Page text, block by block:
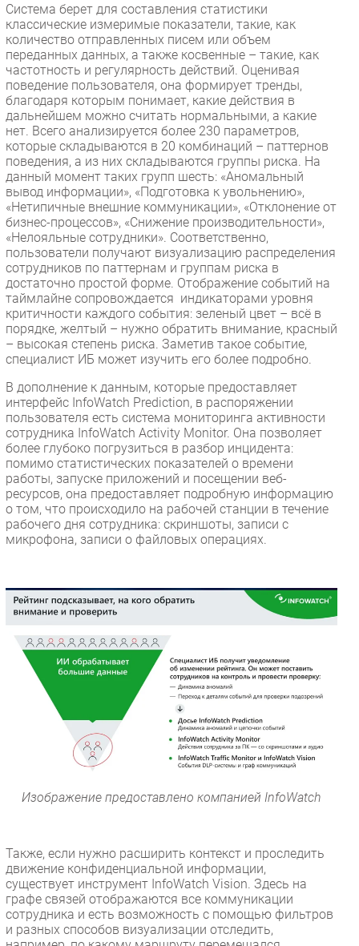
Система берет для составления статистики
классические измеримые показатели, такие, как
количество отправленных писем или объем
переданных данных, а также косвенные – такие, как
частотность и регулярность действий. Оценивая
поведение пользователя, она формирует тренды,
благодаря которым понимает, какие действия в
дальнейшем можно считать нормальными, а какие
нет. Всего анализируется более 230 параметров,
которые складываются в 20 комбинаций – паттернов
поведения, а из них складываются группы риска. На
данный момент таких групп шесть: «Аномальный
вывод информации», «Подготовка к увольнению»,
«Нетипичные внешние коммуникации», «Отклонение от
бизнес-процессов», «Снижение производительности»,
«Нелояльные сотрудники». Соответственно,
пользователи получают визуализацию распределения
сотрудников по паттернам и группам риска в
достаточно простой форме. Отображение событий на
таймлайне сопровождается индикаторами уровня
критичности каждого события: зеленый цвет – всё в
порядке, желтый – нужно обратить внимание, красный
– высокая степень риска. Заметив такое событие,
специалист ИБ может изучить его более подробно.
В дополнение к данным, которые предоставляет
интерфейс InfoWatch Prediction, в распоряжении
пользователя есть система мониторинга активности
сотрудника InfoWatch Activity Monitor. Она позволяет
более глубоко погрузиться в разбор инцидента:
помимо статистических показателей о времени
работы, запуске приложений и посещении веб-
ресурсов, она предоставляет подробную информацию
о том, что происходило на рабочей станции в течение
рабочего дня сотрудника: скриншоты, записи с
микрофона, записи о файловых операциях.
Изображение предоставлено компанией InfoWatch
Также, если нужно расширить контекст и проследить
движение конфиденциальной информации,
существует инструмент InfoWatch Vision. Здесь на
графе связей отображаются все коммуникации
сотрудника и есть возможность с помощью фильтров
и разных способов визуализации отследить,